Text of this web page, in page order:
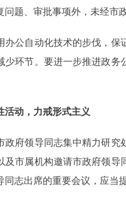
问题、审批事项外，未经市
自动化技术的步伐，保
少环节。要进一步推进政
活动，力戒形式主义
领导同志集中精力研究
及市属机构邀请市政府领
同志出席的重要会议，应当